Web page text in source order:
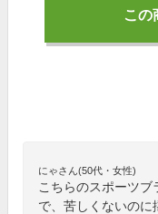
この
にゃさん(50代・女性)
こちらのスポーツ
で、苦しくないのに